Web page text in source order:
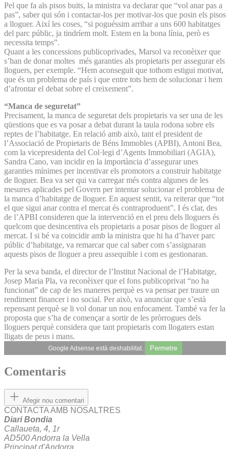
Pel que fa als pisos buits, la ministra va declarar que “vol anar pas a
pas”, saber qui són i contactar-los per motivar-los que posin els pisos
a lloguer. Així les coses, “si poguéssim arribar a uns 600 habitatges
del parc públic, ja tindríem molt. Estem en la bona línia, però es
necessita temps”.
Quant a les concessions publicoprivades, Marsol va reconèixer que
s’han de donar moltes més garanties als propietaris per assegurar els
lloguers, per exemple. “Hem aconseguit que tothom estigui motivat,
que és un problema de país i que entre tots hem de solucionar i hem
d’afrontar el debat sobre el creixement”.
“Manca de seguretat”
Precisament, la manca de seguretat dels propietaris va ser una de les
qüestions que es va posar a debat durant la taula rodona sobre els
reptes de l’habitatge. En relació amb això, tant el president de
l’Associació de Propietaris de Béns Immobles (APBI), Antoni Bea,
com la vicepresidenta del Col·legi d’Agents Immobiliari (AGIA),
Sandra Cano, van incidir en la importància d’assegurar unes
garanties mínimes per incentivar els promotors a construir habitatge
de lloguer. Bea va ser qui va carregar més contra algunes de les
mesures aplicades pel Govern per intentar solucionar el problema de
la manca d’habitatge de lloguer. En aquest sentit, va reiterar que “tot
el que sigui anar contra el mercat és contraproduent”. I és clar, des
de l’APBI consideren que la intervenció en el preu dels lloguers és
quelcom que desincentiva els propietaris a posar pisos de lloguer al
mercat. I si bé va coincidir amb la ministra que hi ha d’haver parc
públic d’habitatge, va remarcar que cal saber com s’assignaran
aquests pisos de lloguer a preu assequible i com es gestionaran.
Per la seva banda, el director de l’Institut Nacional de l’Habitatge,
Josep Maria Pla, va reconèixer que el fons publicoprivat “no ha
funcionat” de cap de les maneres perquè es va pensar per traure un
rendiment financer i no social. Per això, va anunciar que s’està
repensant perquè se li vol donar un nou enfocament. També va fer la
proposta que s’ha de començar a sortir de les pròrrogues dels
lloguers perquè considera que tant propietaris com llogaters estan
lligats de peus i mans.
Google Adsense està deshabilitat. Permetre
Comentaris
Afegir nou comentari
CONTACTA AMB NOSALTRES
Diari Bondia
Callaueta, 4, 1r
AD500 Andorra la Vella